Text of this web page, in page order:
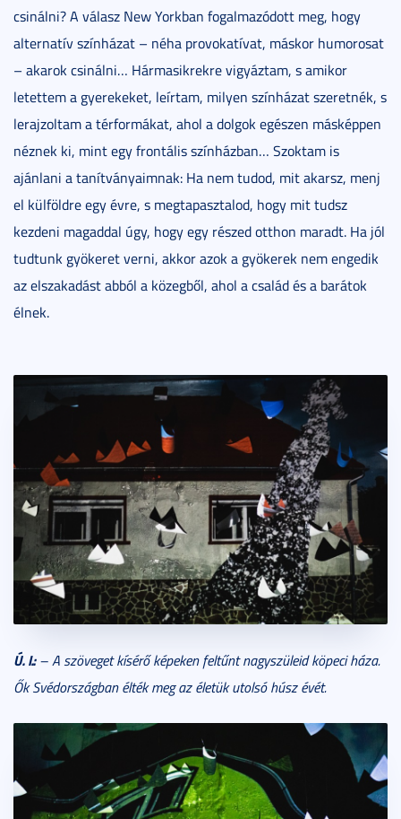
csinálni? A válasz New Yorkban fogalmazódott meg, hogy
alternatív színházat – néha provokatívat, máskor humorosat
– akarok csinálni… Hármasikrekre vigyáztam, s amikor
letettem a gyerekeket, leírtam, milyen színházat szeretnék, s
lerajzoltam a térformákat, ahol a dolgok egészen másképpen
néznek ki, mint egy frontális színházban… Szoktam is
ajánlani a tanítványaimnak: Ha nem tudod, mit akarsz, menj
el külföldre egy évre, s megtapasztalod, hogy mit tudsz
kezdeni magaddal úgy, hogy egy részed otthon maradt. Ha jól
tudtunk gyökeret verni, akkor azok a gyökerek nem engedik
az elszakadást abból a közegből, ahol a család és a barátok
élnek.
Ú. I.: – A szöveget kísérő képeken feltűnt nagyszüleid köpeci háza.
Ők Svédországban élték meg az életük utolsó húsz évét.